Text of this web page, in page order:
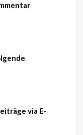
via E-